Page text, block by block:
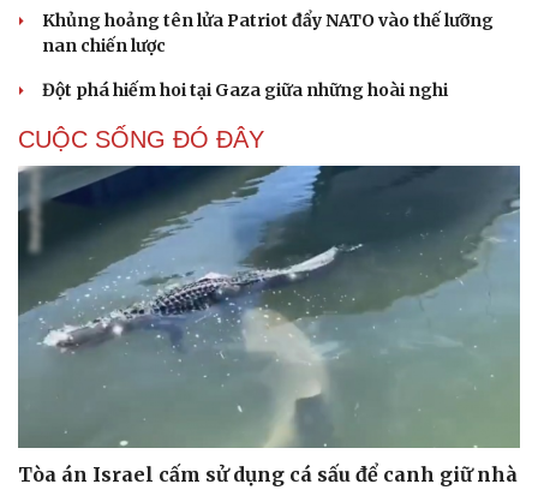
Khủng hoảng tên lửa Patriot đẩy NATO vào thế lưỡng
nan chiến lược
Đột phá hiếm hoi tại Gaza giữa những hoài nghi
CUỘC SỐNG ĐÓ ĐÂY
Tòa án Israel cấm sử dụng cá sấu để canh giữ nhà